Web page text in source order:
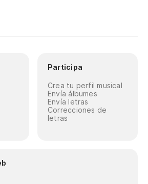
Participa
Crea tu perfil musical
Envía álbumes
Envía letras
Correcciones de
letras